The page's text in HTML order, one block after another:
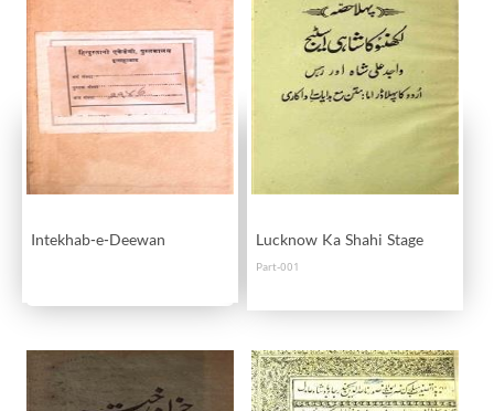
Intekhab-e-Deewan Lucknow Ka Shahi Stage
Part-001